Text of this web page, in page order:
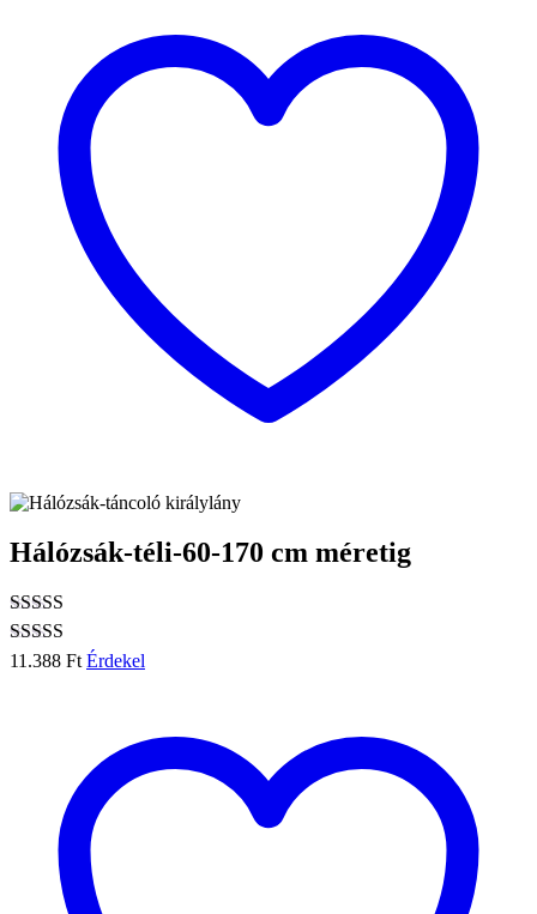
Hálózsák-téli-60-170 cm méretig
Értékelés:
5.00/ 5
Értékelés:
11.388 Ft Érdekel